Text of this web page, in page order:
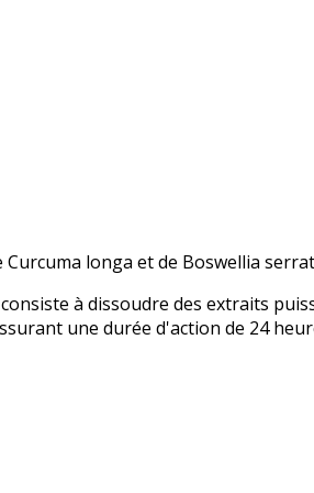
longa et de Boswellia
à dissoudre des extraits
une durée d'action de 24